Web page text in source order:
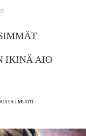
IKINÄ AIO
| MUOTI